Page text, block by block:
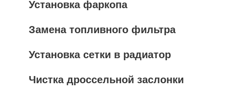
Установка фаркопа
Замена топливного фильтра
Установка сетки в радиатор
Чистка дроссельной заслонки